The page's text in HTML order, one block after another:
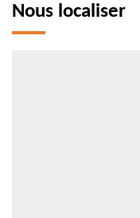
Nous localiser